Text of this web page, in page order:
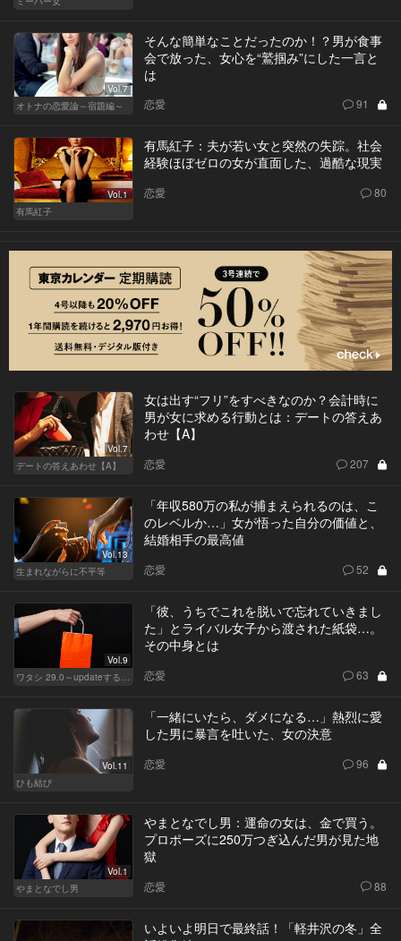
Vol.7
オトナの恋愛論～宿題編～
そんな簡単なことだったのか！？男が食事
会で放った、女心を“鷲掴み”にした一言と
は
恋愛 91
Vol.1
有馬紅子
有馬紅子：夫が若い女と突然の失踪。社会
経験ほぼゼロの女が直面した、過酷な現実
恋愛 80
Vol.7
デートの答えあわせ【A】
女は出す“フリ”をすべきなのか？会計時に
男が女に求める行動とは：デートの答えあ
わせ【A】
恋愛 207
Vol.13
生まれながらに不平等
「年収580万の私が捕まえられるのは、こ
のレベルか…」女が悟った自分の価値と、
結婚相手の最高値
恋愛 52
Vol.9
ワタシ 29.0～updateする女～
「彼、うちでこれを脱いで忘れていきまし
た」とライバル女子から渡された紙袋…。
その中身とは
恋愛 63
Vol.11
ひも結び
「一緒にいたら、ダメになる…」熱烈に愛
した男に暴言を吐いた、女の決意
恋愛 96
Vol.1
やまとなでし男
やまとなでし男：運命の女は、金で買う。
プロポーズに250万つぎ込んだ男が見た地
獄
恋愛 88
いよいよ明日で最終話！「軽井沢の冬」全